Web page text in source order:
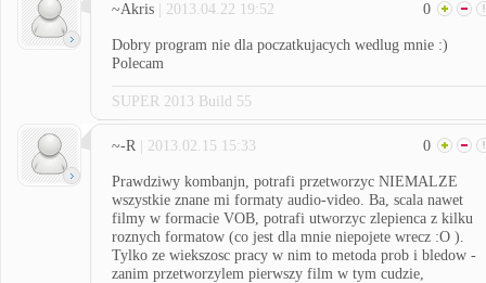
~Akris | 2013.04.22 19:52 0
Dobry program nie dla poczatkujacych wedlug mnie :)
Polecam
SUPER 2013 Build 55
~-R | 2013.02.15 15:33 0
Prawdziwy kombanjn, potrafi przetworzyc NIEMALZE
wszystkie znane mi formaty audio-video. Ba, scala nawet
filmy w formacie VOB, potrafi utworzyc zlepienca z kilku
roznych formatow (co jest dla mnie niepojete wrecz :O ).
Tylko ze wiekszosc pracy w nim to metoda prob i bledow -
zanim przetworzylem pierwszy film w tym cudzie,